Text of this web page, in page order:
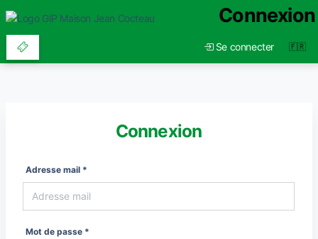
Connexion
Se connecter
Connexion
Adresse mail *
Mot de passe *